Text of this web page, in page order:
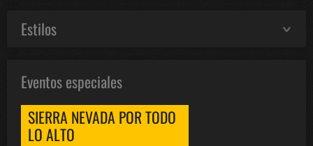
Estilos
Eventos especiales
SIERRA NEVADA POR TODO
LO ALTO